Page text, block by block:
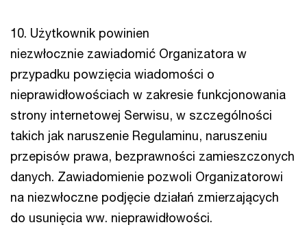
10. Użytkownik powinien
niezwłocznie zawiadomić Organizatora w
przypadku powzięcia wiadomości o
nieprawidłowościach w zakresie funkcjonowania
strony internetowej Serwisu, w szczególności
takich jak naruszenie Regulaminu, naruszeniu
przepisów prawa, bezprawności zamieszczonych
danych. Zawiadomienie pozwoli Organizatorowi
na niezwłoczne podjęcie działań zmierzających
do usunięcia ww. nieprawidłowości.